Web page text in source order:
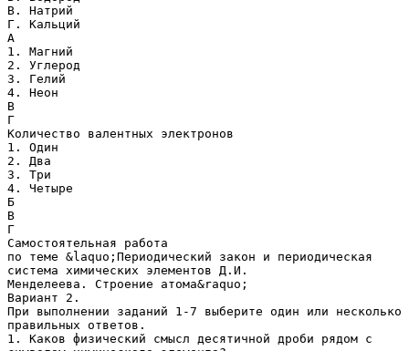
В. Натрий
Г. Кальций
А
1. Магний
2. Углерод
3. Гелий
4. Неон
В
Г
Количество валентных электронов
1. Один
2. Два
3. Три
4. Четыре
Б
В
Г
Самостоятельная работа
по теме &laquo;Периодический закон и периодическая
система химических элементов Д.И.
Менделеева. Строение атома&raquo;
Вариант 2.
При выполнении заданий 1-7 выберите один или несколько
правильных ответов.
1. Каков физический смысл десятичной дроби рядом с